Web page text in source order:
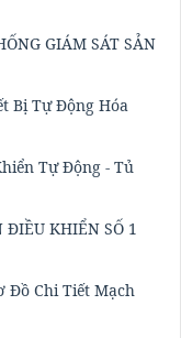
GIÁM SÁT SẢN
Bị Tự Động Hóa
Tự Động - Tủ
KHIỂN SỐ 1
Đồ Chi Tiết Mạch